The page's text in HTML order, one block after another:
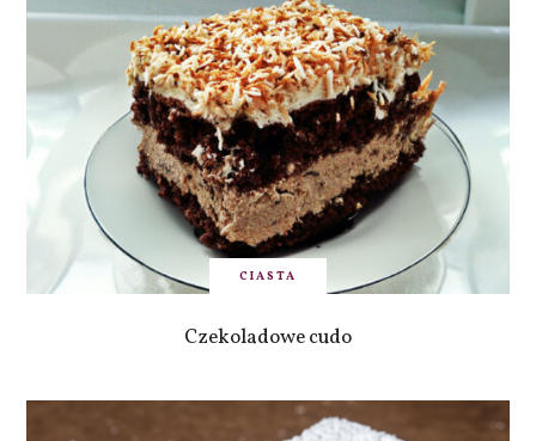
CIASTA
Czekoladowe cudo